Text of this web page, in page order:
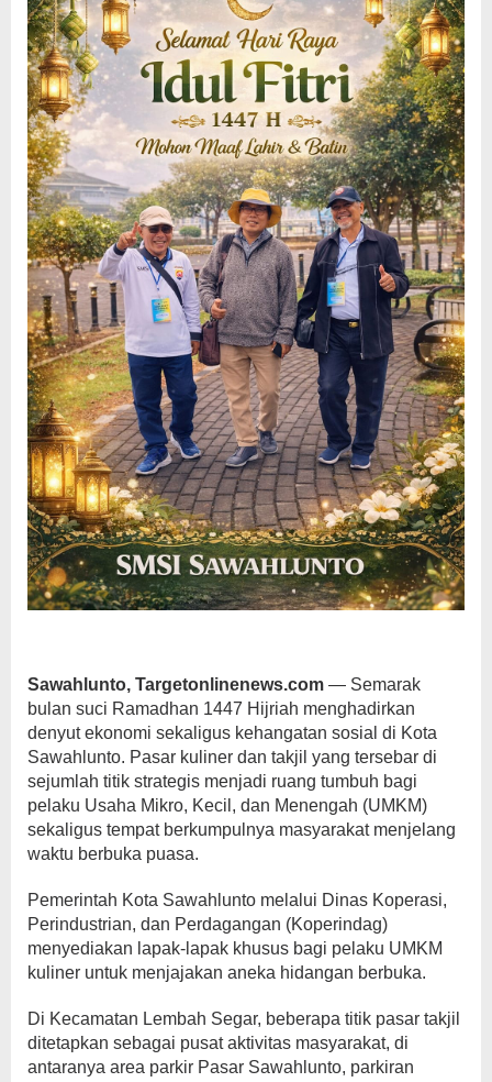
Sawahlunto, Targetonlinenews.com — Semarak
bulan suci Ramadhan 1447 Hijriah menghadirkan
denyut ekonomi sekaligus kehangatan sosial di Kota
Sawahlunto. Pasar kuliner dan takjil yang tersebar di
sejumlah titik strategis menjadi ruang tumbuh bagi
pelaku Usaha Mikro, Kecil, dan Menengah (UMKM)
sekaligus tempat berkumpulnya masyarakat menjelang
waktu berbuka puasa.
Pemerintah Kota Sawahlunto melalui Dinas Koperasi,
Perindustrian, dan Perdagangan (Koperindag)
menyediakan lapak-lapak khusus bagi pelaku UMKM
kuliner untuk menjajakan aneka hidangan berbuka.
Di Kecamatan Lembah Segar, beberapa titik pasar takjil
ditetapkan sebagai pusat aktivitas masyarakat, di
antaranya area parkir Pasar Sawahlunto, parkiran